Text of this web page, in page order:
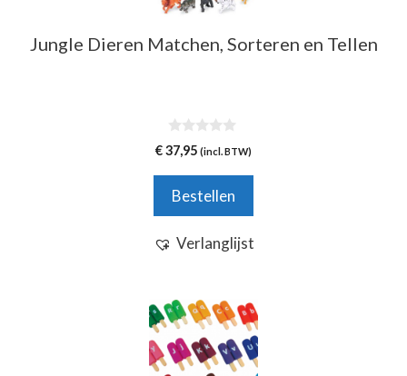
Jungle Dieren Matchen, Sorteren en Tellen
0
v
5
€37,95 (incl. BTW)
Bestellen
Verlanglijst